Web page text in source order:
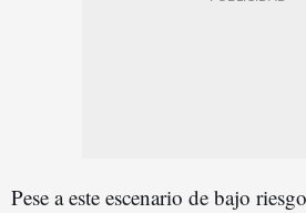
Pese a este escenario de bajo